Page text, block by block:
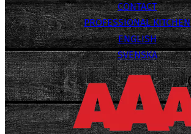
CONTACT
PROFESSIONAL KITCHEN
ENGLISH
SVENSKA